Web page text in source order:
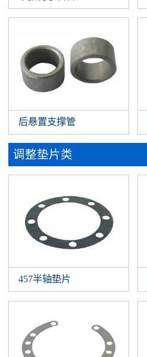
后悬置支撑管
调整垫片类
457半轴垫片